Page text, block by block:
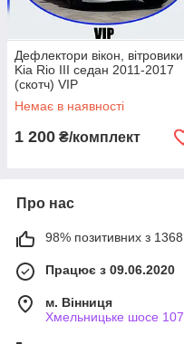
Дефлектори вікон, вітровики
Kia Rio III седан 2011-2017
(скотч) VIP
Немає в наявності
1 200 ₴/комплект
Про нас
98% позитивних з 1368
Працює з 09.06.2020
м. Вінниця
Хмельницьке шосе